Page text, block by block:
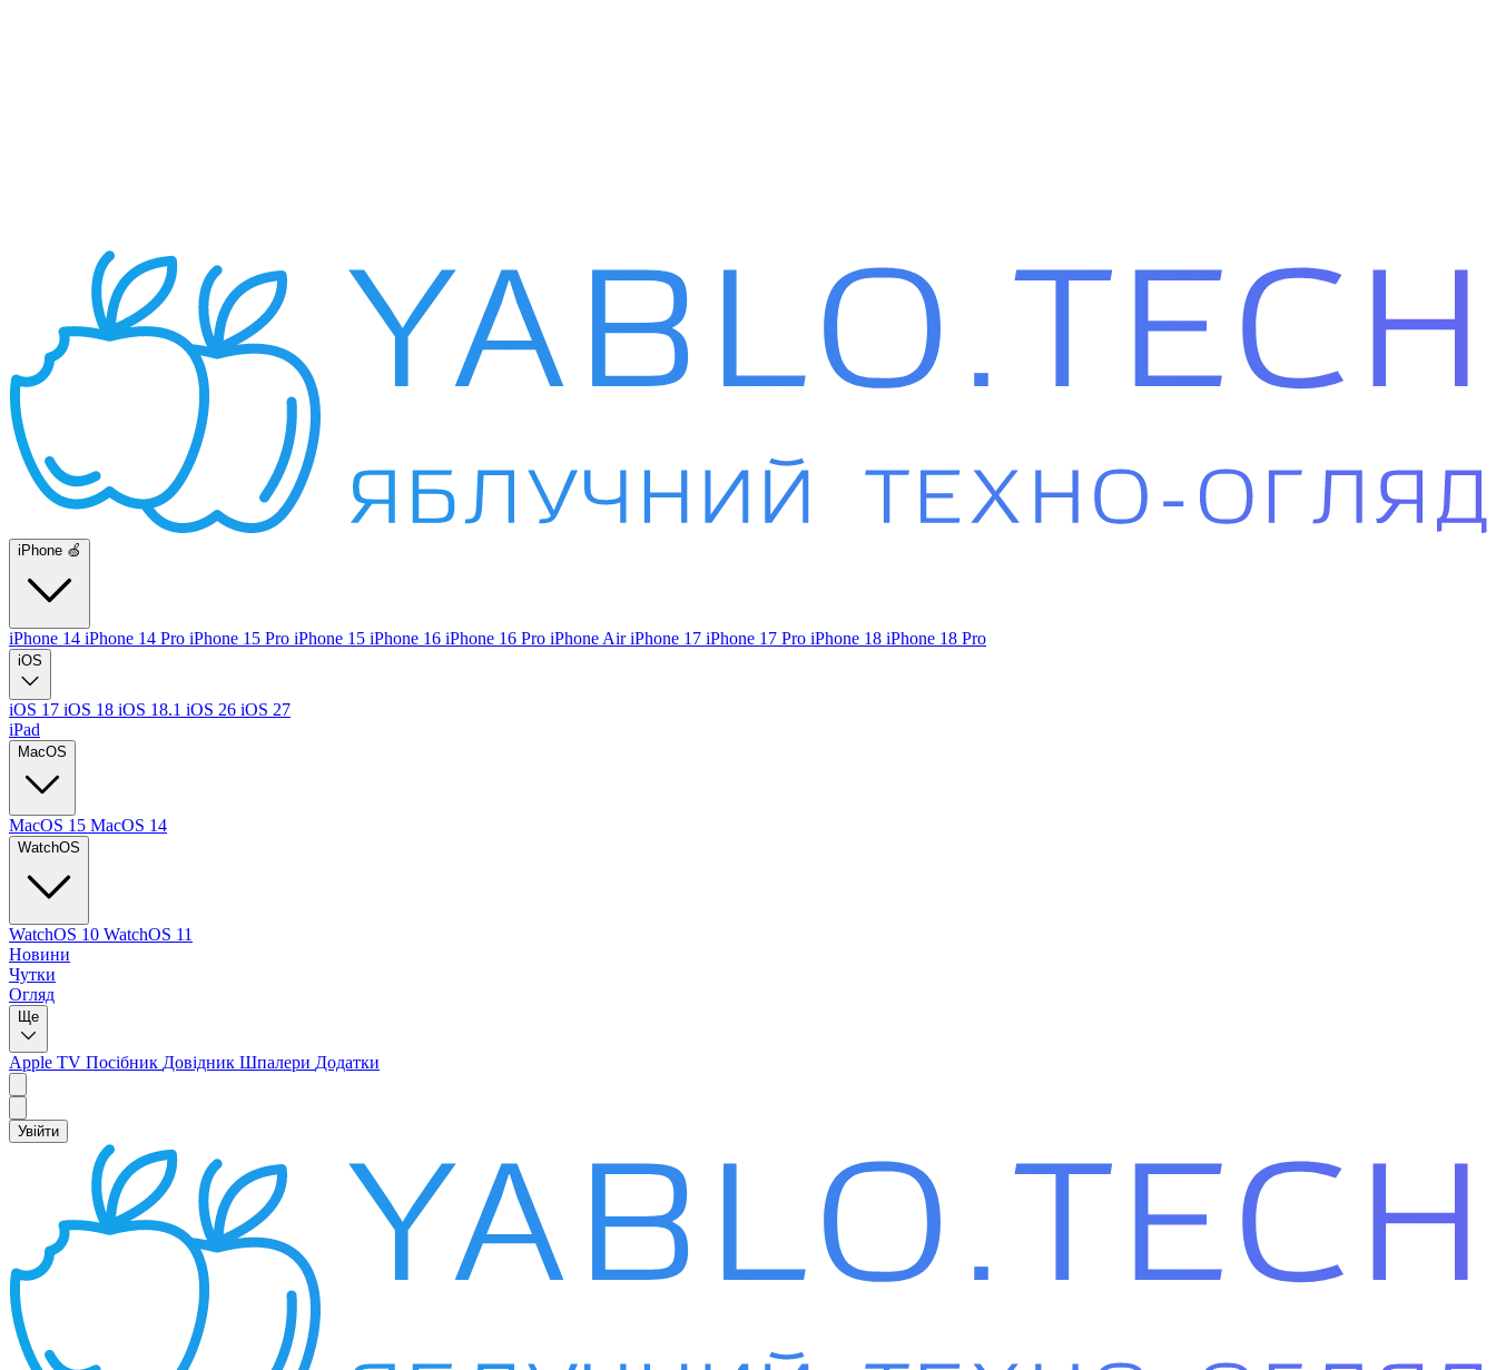
iPhone 🍏
iPhone 14 iPhone 14 Pro iPhone 15 Pro iPhone 15 iPhone 16 iPhone 16 Pro iPhone AiriPhone 17 iPhone 17 Pro iPhone 18 iPhone 18 Pro
iOS
iOS 17 iOS 18 iOS 18.1 iOS 26 iOS 27
iPad
MacOS
MacOS 15 MacOS 14
WatchOS
WatchOS 10 WatchOS 11
Новини
Чутки
Огляд
Ще
Apple TV Посібник Довідник Шпалери Додатки
Увійти